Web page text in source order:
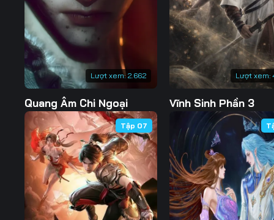
Tập 134 Tập 136
Tập 141 Tập 143
Tập 148 Tập 149 Tập 150
Tập 155 Tập 157
Tập 162 Tập 163 Tập 164
Tập 169 Tập 170 Tập 171
Tập 176 Tập 177 Tập 178
Tập 183 Tập 184 Tập 185
Lượt xem: 2.662
Quang Âm Chi Ngoại
Lượt xem:
Vĩnh Sinh Phần 3
Tập 07